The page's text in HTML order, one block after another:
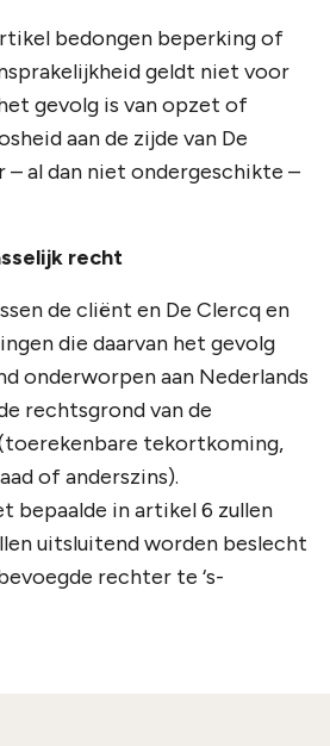
bedongen beperking of
geldt niet voor
gevolg is van opzet of
aan de zijde van De
– al dan niet ondergeschikte –
recht
de cliënt en De Clercq en
die daarvan het gevolg
onderworpen aan Nederlands
rechtsgrond van de
tekortkoming,
of anderszins).
bepaalde in artikel 6 zullen
uitsluitend worden beslecht
rechter te ‘s-